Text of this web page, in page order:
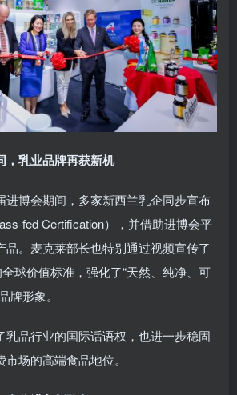
，乳业品牌再获新机
进博会期间，多家新西兰乳企同步宣布
fed Certification），并借助进博会平
品。麦克莱部长也特别通过视频宣传了
球价值标准，强化了“天然、纯净、可
牌形象。
乳品行业的国际话语权，也进一步稳固
场的高端食品地位。